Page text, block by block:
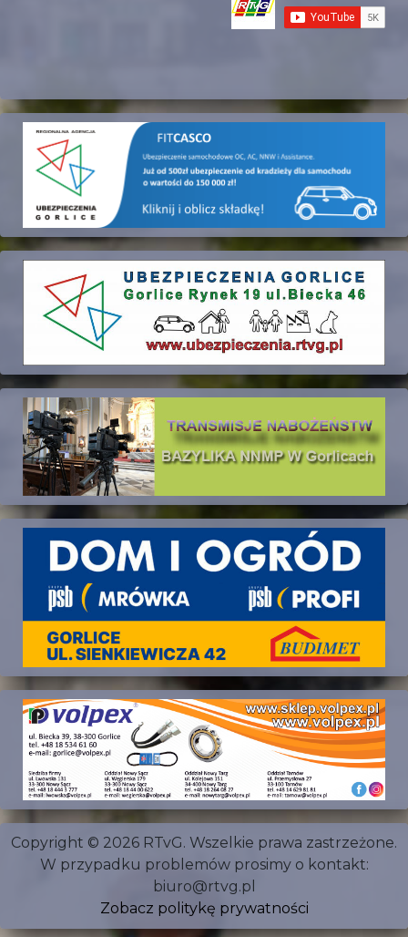
Copyright © 2026 RTvG. Wszelkie prawa zastrzeżone.
W przypadku problemów prosimy o kontakt:
biuro@rtvg.pl
Zobacz politykę prywatności